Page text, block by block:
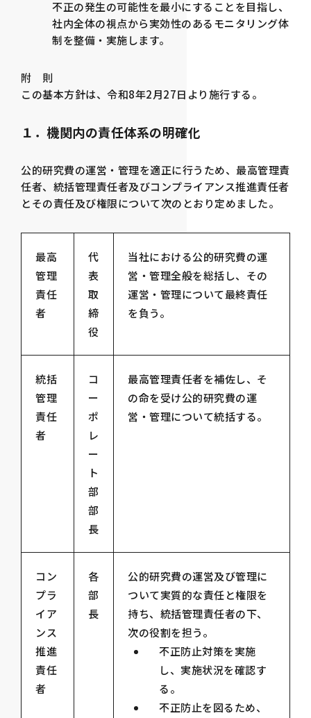
不正の発生の可能性を最小にすることを目指し、
社内全体の視点から実効性のあるモニタリング体
制を整備・実施します。
附 則
この基本方針は、令和8年2月27日より施行する。
１．機関内の責任体系の明確化
公的研究費の運営・管理を適正に行うため、最高管理責
任者、統括管理責任者及びコンプライアンス推進責任者
とその責任及び権限について次のとおり定めました。
最高
管理
責任
者
代
表
取
締
役
当社における公的研究費の運
営・管理全般を総括し、その
運営・管理について最終責任
を負う。
統括
管理
責任
者
コ
ー
ポ
レ
ー
ト
部
部
長
最高管理責任者を補佐し、そ
の命を受け公的研究費の運
営・管理について統括する。
コン
プラ
イア
ンス
推進
責任
者
各
部
長
公的研究費の運営及び管理に
ついて実質的な責任と権限を
持ち、統括管理責任者の下、
次の役割を担う。
不正防止対策を実施
し、実施状況を確認す
る。
不正防止を図るため、